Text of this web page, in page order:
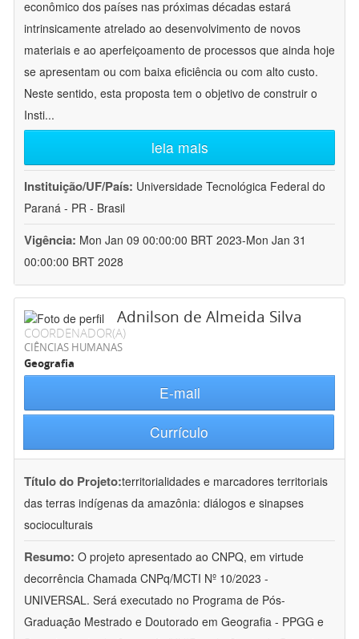
econômico dos países nas próximas décadas estará
intrinsicamente atrelado ao desenvolvimento de novos
materiais e ao aperfeiçoamento de processos que ainda hoje
se apresentam ou com baixa eficiência ou com alto custo.
Neste sentido, esta proposta tem o objetivo de construir o
Insti...
leia mais
Instituição/UF/País: Universidade Tecnológica Federal do
Paraná - PR - Brasil
Vigência: Mon Jan 09 00:00:00 BRT 2023-Mon Jan 31
00:00:00 BRT 2028
Adnilson de Almeida Silva
COORDENADOR(A)
CIÊNCIAS HUMANAS
Geografia
E-mail
Currículo
Título do Projeto:territorialidades e marcadores territoriais
das terras indígenas da amazônia: diálogos e sinapses
socioculturais
Resumo: O projeto apresentado ao CNPQ, em virtude
decorrência Chamada CNPq/MCTI Nº 10/2023 -
UNIVERSAL. Será executado no Programa de Pós-
Graduação Mestrado e Doutorado em Geografia - PPGG e